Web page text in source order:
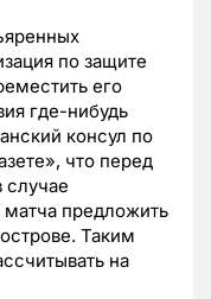
по защите
его
где-нибудь
консул по
что перед
матча предложить
Таким
на